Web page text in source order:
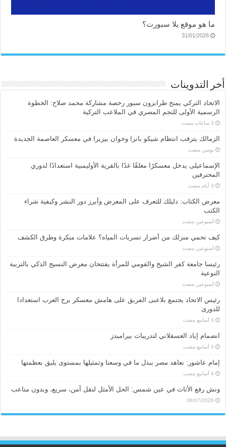
ما هو موقع يلا سبورت؟
31/01/2026
أخر التدوينات
الاتحاد التركي يمنح طرابزون سبور رخصة مشاركة محمد صلاح: الخطوة
الرسمية الأولى للنجم المصري في الملاعب التركية
الزمالك يترقب انتظام شيكو بانزا وخوان بيزيرا في معسكر العاصمة الجديدة
‏يومين مضت
الإسماعیلی یدخل معسكرًا مغلقًا غدًا بالقرية الأوليمبية استعدادًا لدوري
المحترفين
معرض الكتاب: دليلك للتعرف على المعرض وأبرز دور النشر وكيفية شراء
الكتب
‏أسبوعين مضت
كيف تحمي منزلك من أضرار تسربات المياه؟ علامات مبكرة وطرق الكشف
‏أسبوعين مضت
رئيسا جامعة كفر الشيخ والقومي للمرأة يفتتحان معرض النسيج الذكي بالتربية
النوعية
‏أسبوعين مضت
رئيس الاتحاد يجتمع بلاعبى الفريق على هامش معسكر برج العرب استعدادا
للدورى
انضمام إياد العسقلاني لتدريبات بيراميدز
إمام عاشور: نعاهد مصر ببذل ما في وسعنا وتمثيلها بمستوى يليق بعظمتها
ونش رفع الأثاث في عين شمس: الحل الأمثل لنقل آمن، سريع، وبدون متاعب
08/07/2026